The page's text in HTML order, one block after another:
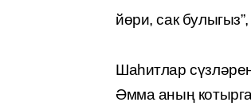
йөри, сак
Шаһитлар
Әмма аның